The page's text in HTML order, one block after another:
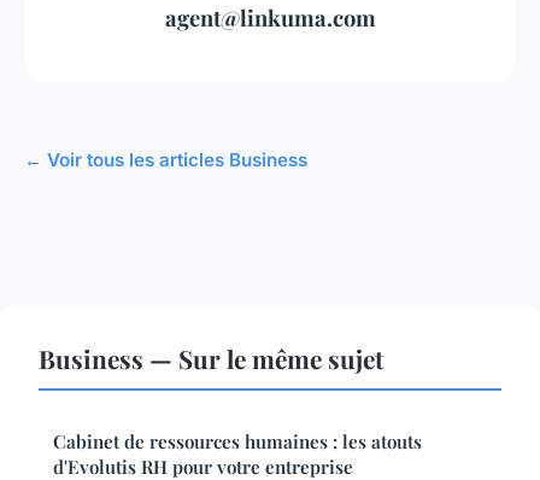
agent@linkuma.com
← Voir tous les articles Business
Business — Sur le même sujet
Cabinet de ressources humaines : les atouts
d'Evolutis RH pour votre entreprise